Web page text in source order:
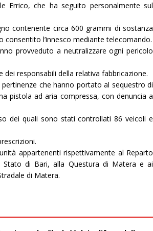
Errico, che ha seguito personalmente sul
contenente circa 600 grammi di sostanza
l’innesco mediante telecomando.
provveduto a neutralizzare ogni pericolo
responsabili della relativa fabbricazione.
che hanno portato al sequestro di
pistola ad aria compressa, con denuncia a
dei quali sono stati controllati 86 veicoli e
appartenenti rispettivamente al Reparto
Stato di Bari, alla Questura di Matera e ai
di Matera.